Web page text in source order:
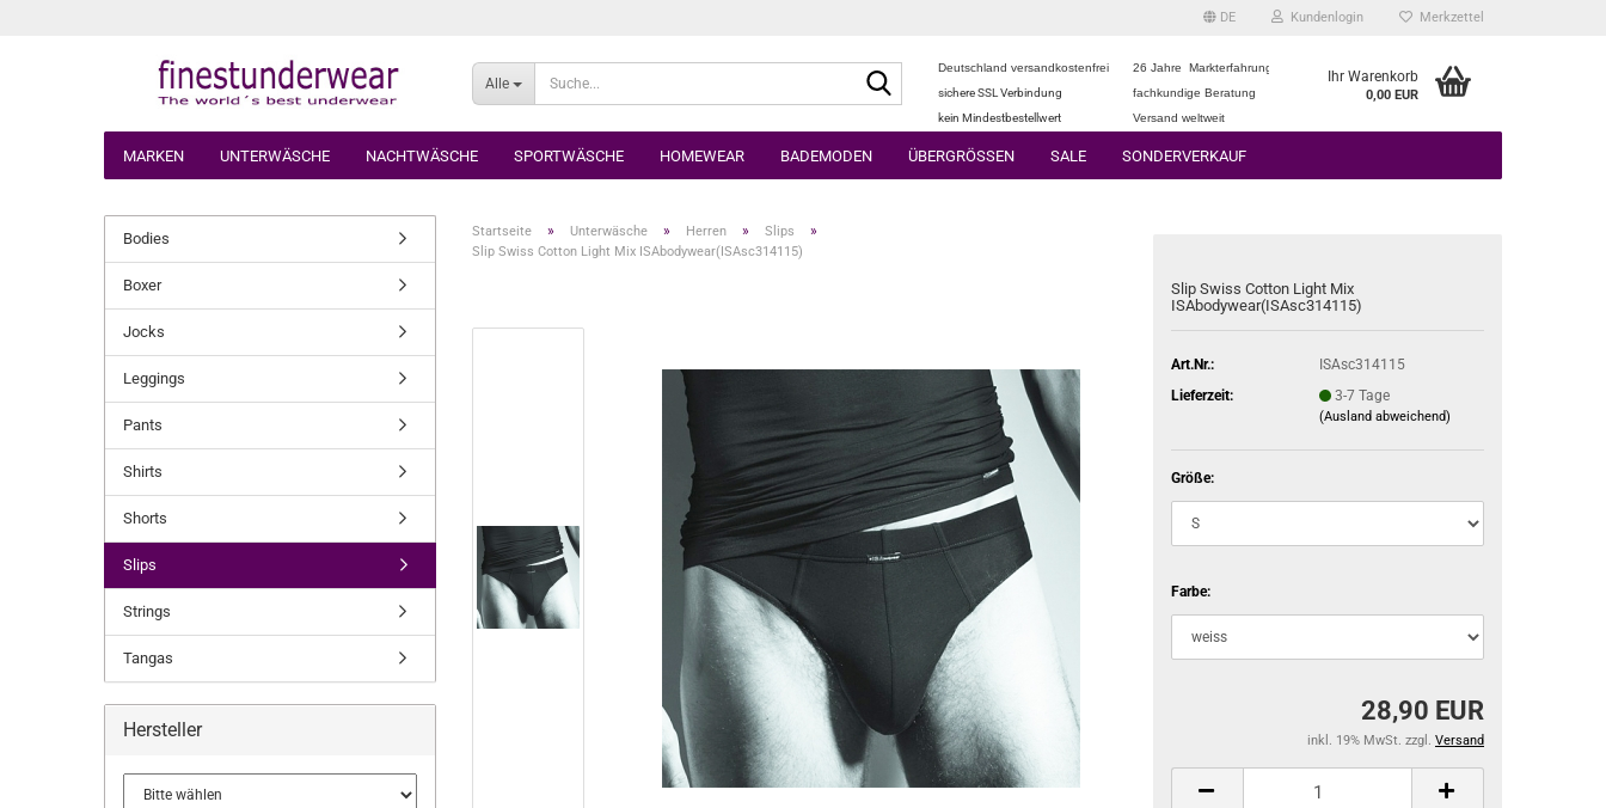
DE Kundenlogin Merkzettel
Alle
Suche...Deutschland versandkostenfrei
26 Jahre Markterfahrung
sichere SSL Verbindung
fachkundige Beratung
kein Mindestbestellwert
Versand weltweit
Ihr Warenkorb
0,00 EUR
MARKEN UNTERWÄSCHE NACHTWÄSCHE SPORTWÄSCHE HOMEWEAR BADEMODEN ÜBERGRÖSSEN SALE SONDERVERKAUF
Startseite » Unterwäsche » Herren » Slips »
Slip Swiss Cotton Light Mix ISAbodywear(ISAsc314115)
Slip Swiss Cotton Light Mix
ISAbodywear(ISAsc314115)
Art.Nr.:
ISAsc314115
Lieferzeit:
3-7 Tage
(Ausland abweichend)
Größe:
Farbe:
28,90 EUR
inkl. 19% MwSt. zzgl. Versand
Bodies
Boxer
Jocks
Leggings
Pants
Shirts
Shorts
Slips
Strings
Tangas
Hersteller